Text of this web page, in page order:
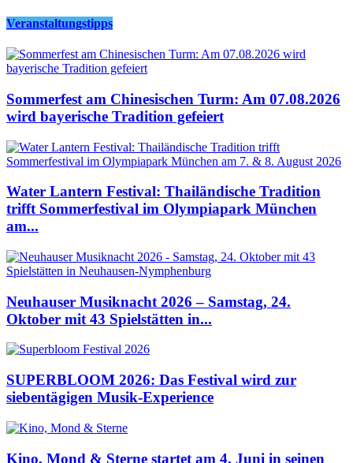
Veranstaltungstipps
Sommerfest am Chinesischen Turm: Am 07.08.2026
wird bayerische Tradition gefeiert
Water Lantern Festival: Thailändische Tradition
trifft Sommerfestival im Olympiapark München
am...
Neuhauser Musiknacht 2026 – Samstag, 24.
Oktober mit 43 Spielstätten in...
SUPERBLOOM 2026: Das Festival wird zur
siebentägigen Musik-Experience
Kino, Mond & Sterne startet am 4. Juni in seinen